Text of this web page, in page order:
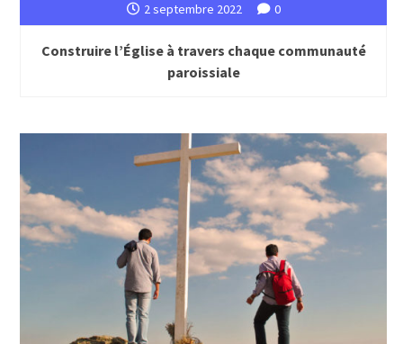
2 septembre 2022 0
Construire l’Église à travers chaque communauté
paroissiale